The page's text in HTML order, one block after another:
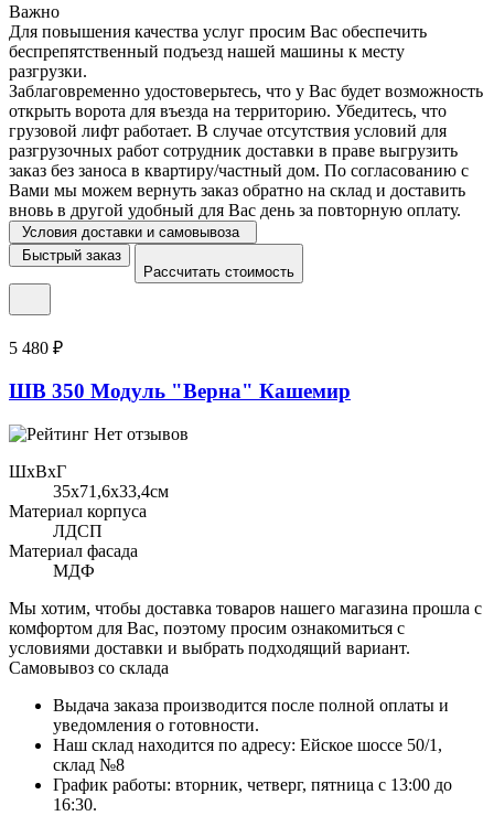
Важно
Для повышения качества услуг просим Вас обеспечить
беспрепятственный подъезд нашей машины к месту
разгрузки.
Заблаговременно удостоверьтесь, что у Вас будет возможность
открыть ворота для въезда на территорию. Убедитесь, что
грузовой лифт работает. В случае отсутствия условий для
разгрузочных работ сотрудник доставки в праве выгрузить
заказ без заноса в квартиру/частный дом. По согласованию с
Вами мы можем вернуть заказ обратно на склад и доставить
вновь в другой удобный для Вас день за повторную оплату.
Условия доставки и самовывоза
Быстрый заказ
Рассчитать стоимость
5 480 ₽
ШВ 350 Модуль "Верна" Кашемир
Нет отзывов
ШхВхГ
35x71,6х33,4см
Материал корпуса
ЛДСП
Материал фасада
МДФ
Мы хотим, чтобы доставка товаров нашего магазина прошла с
комфортом для Вас, поэтому просим ознакомиться с
условиями доставки и выбрать подходящий вариант.
Самовывоз со склада
Выдача заказа производится после полной оплаты и
уведомления о готовности.
Наш склад находится по адресу: Ейское шоссе 50/1,
склад №8
График работы: вторник, четверг, пятница с 13:00 до
16:30.